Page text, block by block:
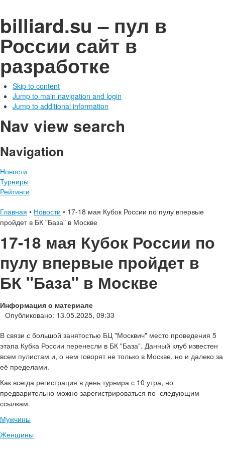
billiard.su – пул в
России сайт в
разработке
Skip to content
Jump to main navigation and login
Jump to additional information
Nav view search
Navigation
Новости
Турниры
Рейтинги
Главная • Новости • 17-18 мая Кубок России по пулу впервые
пройдет в БК "База" в Москве
17-18 мая Кубок России по
пулу впервые пройдет в
БК "База" в Москве
Информация о материале
Опубликовано: 13.05.2025, 09:33
В связи с большой занятостью БЦ "Москвич" место проведения 5
этапа Кубка России перенесли в БК "База". Данный клуб известен
всем пулистам и, о нем говорят не только в Москве, но и далеко за
её пределами.
Как всегда регистрация в день турнира с 10 утра, но
предварительно можно зарегистрироваться по следующим
ссылкам.
Мужчины
Женщины